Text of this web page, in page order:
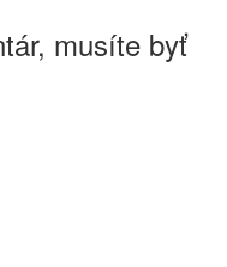
musíte byť